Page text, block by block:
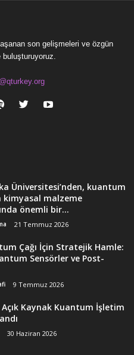
son gelişmeleri ve özgün
Üniversitesi’nden, kuantum
malzeme
önemli bir...
21 Temmuz 2026
Çağı İçin Stratejik Hamle:
Sensörler ve Post-
9 Temmuz 2026
Açık Kaynak Kuantum İşletim
30 Haziran 2026